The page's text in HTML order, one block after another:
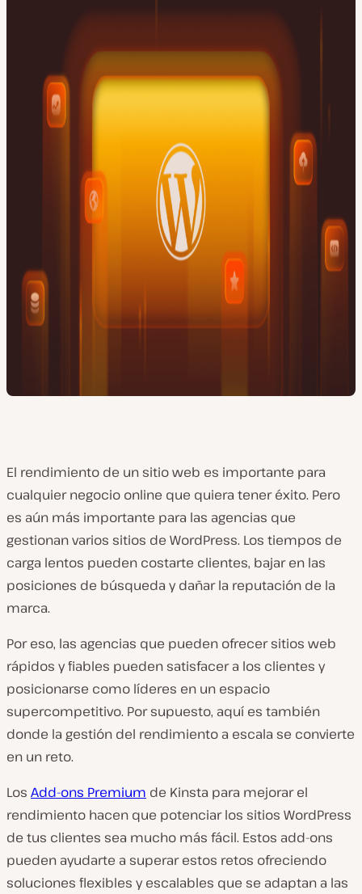
El rendimiento de un sitio web es importante para
cualquier negocio online que quiera tener éxito. Pero
es aún más importante para las agencias que
gestionan varios sitios de WordPress. Los tiempos de
carga lentos pueden costarte clientes, bajar en las
posiciones de búsqueda y dañar la reputación de la
marca.
Por eso, las agencias que pueden ofrecer sitios web
rápidos y fiables pueden satisfacer a los clientes y
posicionarse como líderes en un espacio
supercompetitivo. Por supuesto, aquí es también
donde la gestión del rendimiento a escala se convierte
en un reto.
Los Add-ons Premium de Kinsta para mejorar el
rendimiento hacen que potenciar los sitios WordPress
de tus clientes sea mucho más fácil. Estos add-ons
pueden ayudarte a superar estos retos ofreciendo
soluciones flexibles y escalables que se adaptan a las